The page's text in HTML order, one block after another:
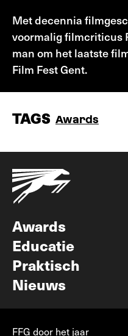
Met decennia
voormalig filmcriticus
man om het laatste
Film Fest Gent.
TAGS Awards
Awards
Educatie
Praktisch
Nieuws
FFG door het jaar